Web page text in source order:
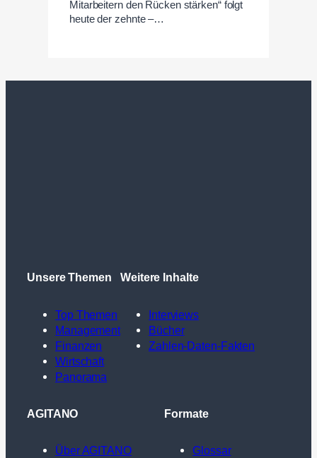
Mitarbeitern den Rücken stärken“ folgt
heute der zehnte –…
Unsere Themen
Top Themen
Management
Finanzen
Wirtschaft
Panorama
Weitere Inhalte
Interviews
Bücher
Zahlen-Daten-Fakten
AGITANO
Über AGITANO
Formate
Glossar